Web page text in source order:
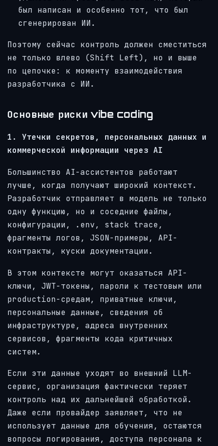
был написан и особенно тот, что был
сгенерирован ИИ.
Поэтому сейчас контроль должен сместиться
не только влево (Shift Left), но и выше
по цепочке: к моменту взаимодействия
разработчика с ИИ.
Основные риски vibe coding
1. Утечки секретов, персональных данных и
коммерческой информации через AI
Большинство AI-ассистентов работают
лучше, когда получают широкий контекст.
Разработчик отправляет в модель не только
одну функцию, но и соседние файлы,
конфигурации, .env, stack trace,
фрагменты логов, JSON-примеры, API-
контракты, куски документации.
В этом контексте могут оказаться API-
ключи, JWT-токены, пароли к тестовым или
production-средам, приватные ключи,
персональные данные, сведения об
инфраструктуре, адреса внутренних
сервисов, фрагменты кода критичных
систем.
Если эти данные уходят во внешний LLM-
сервис, организация фактически теряет
контроль над их дальнейшей обработкой.
Даже если провайдер заявляет, что не
использует данные для обучения, остаются
вопросы логирования, доступа персонала к